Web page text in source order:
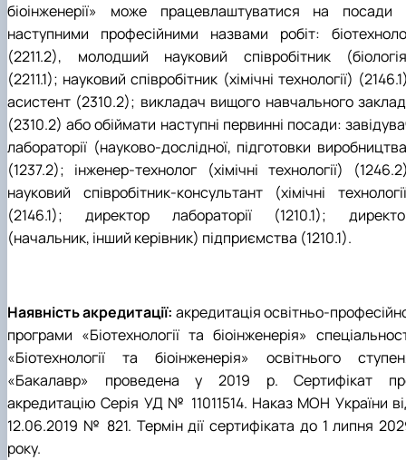
біоінженерії» може працевлаштуватися на посади
наступними професійними назвами робіт:
(2211.2), молодший науковий співробітник
(2211.1); науковий співробітник (хімічні технології)
асистент (2310.2); викладач вищого навчального
(2310.2) або обіймати наступні первинні посади:
лабораторії (науково-дослідної, підготовки
(1237.2); інженер-технолог (хімічні технології)
науковий співробітник-консультант (хімічні
(2146.1); директор лабораторії (1210.1);
(начальник, інший керівник) підприємства (1210.1).
Наявність акредитації: акредитація освітньо-
програми «Біотехнології та біоінженерія»
«Біотехнології та біоінженерія» освітнього
«Бакалавр» проведена у 2019 р. Сертифікат
акредитацію Серія УД № 11011514. Наказ МОН України
12.06.2019 № 821. Термін дії сертифіката до 1 липня
року.